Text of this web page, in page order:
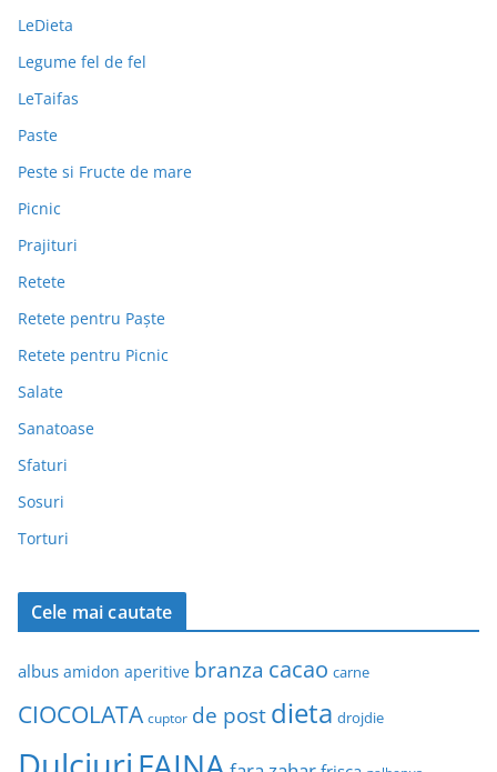
LeDieta
Legume fel de fel
LeTaifas
Paste
Peste si Fructe de mare
Picnic
Prajituri
Retete
Retete pentru Paște
Retete pentru Picnic
Salate
Sanatoase
Sfaturi
Sosuri
Torturi
Cele mai cautate
albus amidon aperitive branza cacao carne
CIOCOLATA cuptor de postdieta drojdie